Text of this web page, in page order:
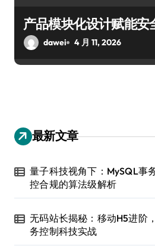
产品模块化设计赋能安
dawei 4 月 11, 2026
最新文章
量子科技视角下：MySQL事
控合规的算法级解析
无码站长揭秘：移动H5进阶
务控制科技实战